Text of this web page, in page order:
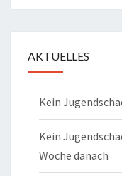
AKTUELLES
Kein
Kein
Woche danach